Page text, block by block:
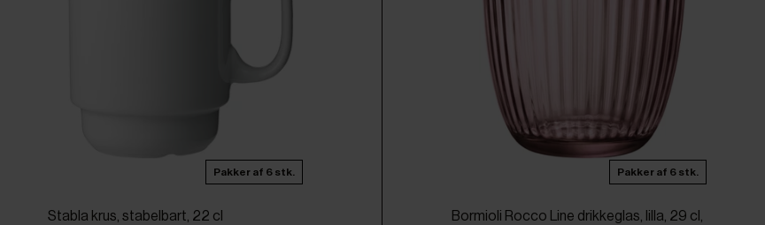
Pakker af 6 stk.
Stabla krus, stabelbart, 22 cl
Pakker af 6 stk.
Bormioli Rocco Line drikkeglas, lilla, 29 cl,